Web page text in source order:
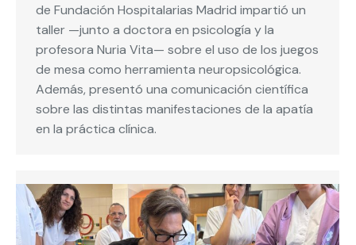
de Fundación Hospitalarias Madrid impartió un
taller —junto a doctora en psicología y la
profesora Nuria Vita— sobre el uso de los juegos
de mesa como herramienta neuropsicológica.
Además, presentó una comunicación científica
sobre las distintas manifestaciones de la apatía
en la práctica clínica.